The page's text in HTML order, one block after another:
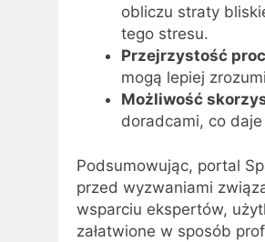
obliczu straty
tego stresu.
Przejrzystość
mogą lepiej
Możliwość
doradcami, co
Podsumowując, portal
przed wyzwaniami
wsparciu ekspertów,
załatwione w sposób